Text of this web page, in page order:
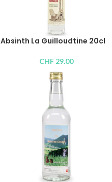
Absinth La Guilloudtine 20cl
CHF 29.00